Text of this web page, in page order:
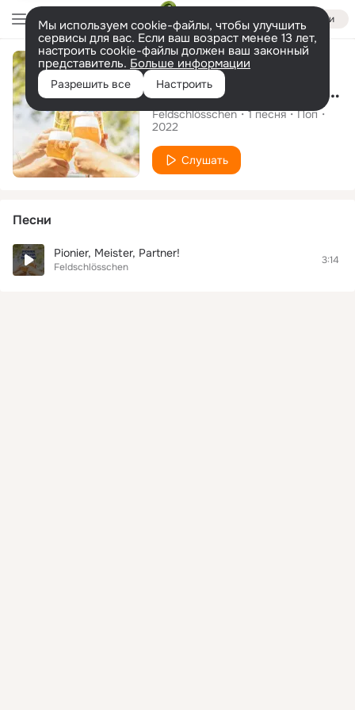
Войти
Мы используем cookie-файлы, чтобы улучшить
сервисы для вас. Если ваш возраст менее 13 лет,
настроить cookie-файлы должен ваш законный
представитель. Больше информации
Разрешить все Настроить
Сингл
Pionier, Meister, Partner!
Feldschlösschen 1песня
Поп
2022
Слушать
Песни
Pionier, Meister, Partner!
Feldschlösschen
3:14